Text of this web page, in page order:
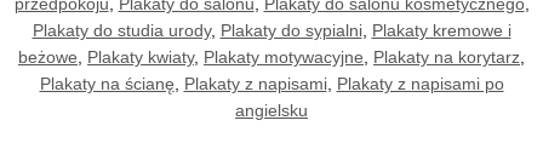
przedpokoju, Plakaty do salonu, Plakaty do salonu kosmetycznego,
Plakaty do studia urody, Plakaty do sypialni, Plakaty kremowe i
beżowe, Plakaty kwiaty, Plakaty motywacyjne, Plakaty na korytarz,
Plakaty na ścianę, Plakaty z napisami, Plakaty z napisami po
angielsku